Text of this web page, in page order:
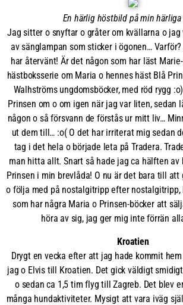
En härlig höstbild på min
Jag sitter o snyftar o gråter om kvällarna o jag
av sänglampan som sticker i ögonen…
har återvänt! Är det någon som har läst
hästboksserie om Maria o hennes häst Blå
Walhströms ungdomsböcker, med röd rygg
Prinsen om o om igen när jag var liten, sedan
någon o så försvann de förstås ur mitt liv…
ut dem till… :o( O det har irriterat mig sedan
tag i det hela o började leta på Tradera.
man hitta allt. Snart så hade jag ca hälften av
Prinsen i min brevlåda! O nu är det bara till
o följa med på nostalgitripp efter nostalgitripp,
som har några Maria o Prinsen-böcker att
höra av sig, jag ger mig inte förrän
Kroatien
Drygt en vecka efter att jag hade kommit
jag o Elvis till Kroatien. Det gick väldigt
o sedan ca 1,5 tim flyg till Zagreb. Det blev
många hundaktiviteter. Mysigt att vara iväg